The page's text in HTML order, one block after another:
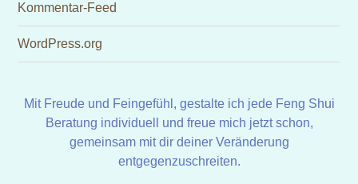
Kommentar-Feed
WordPress.org
Mit Freude und Feingefühl, gestalte ich jede Feng Shui
Beratung individuell und freue mich jetzt schon,
gemeinsam mit dir deiner Veränderung
entgegenzuschreiten.